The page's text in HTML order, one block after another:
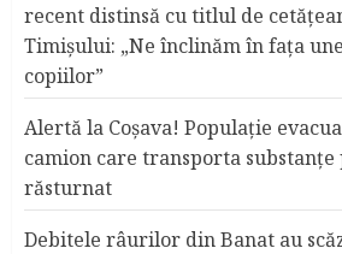
recent distinsă cu titlul de
Timişului: „Ne înclinăm în fața
copiilor”
Alertă la Coşava! Populaţie
camion care transporta substanţe
răsturnat
Debitele râurilor din Banat au